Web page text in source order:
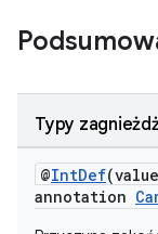
Typy
@IntDef
annotation